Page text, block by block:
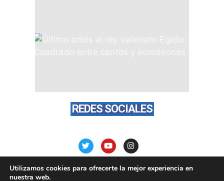
REDES SOCIALES
Utilizamos cookies para ofrecerte la mejor experiencia en
nuestra web.